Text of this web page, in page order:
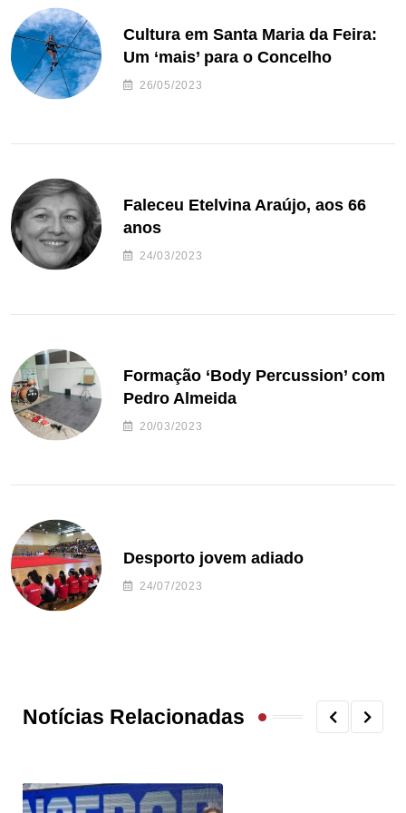
Cultura em Santa Maria da Feira:
Um ‘mais’ para o Concelho
26/05/2023
Faleceu Etelvina Araújo, aos 66
anos
24/03/2023
Formação ‘Body Percussion’ com
Pedro Almeida
20/03/2023
Desporto jovem adiado
24/07/2023
Notícias Relacionadas